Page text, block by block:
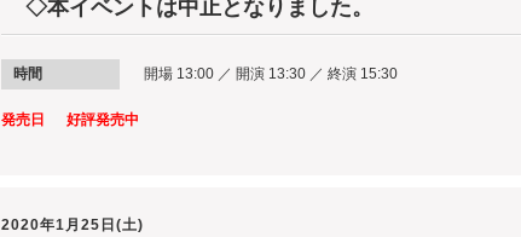
◇本イベントは中止となりました。
時間 開場 13:00 ／ 開演 13:30 ／ 終演 15:30
発売日 好評発売中
2020年1月25日(土)